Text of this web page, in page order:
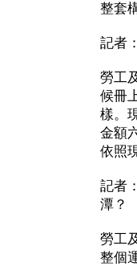
整套
記者
勞工
候冊
樣。
金額
依照
記者
潭？
勞工
整個